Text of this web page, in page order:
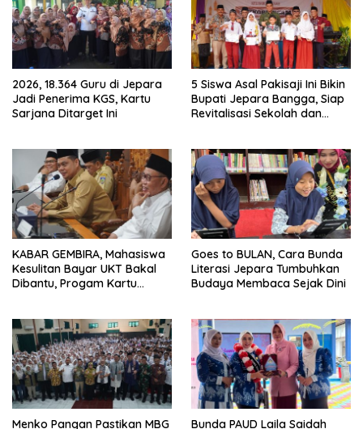
2026, 18.364 Guru di Jepara
Jadi Penerima KGS, Kartu
Sarjana Ditarget Ini
5 Siswa Asal Pakisaji Ini Bikin
Bupati Jepara Bangga, Siap
Revitalisasi Sekolah dan
KABAR GEMBIRA, Mahasiswa
Kesulitan Bayar UKT Bakal
Dibantu, Progam Kartu
Goes to BULAN, Cara Bunda
Literasi Jepara Tumbuhkan
Budaya Membaca Sejak Dini
Menko Pangan Pastikan MBG
Bunda PAUD Laila Saidah